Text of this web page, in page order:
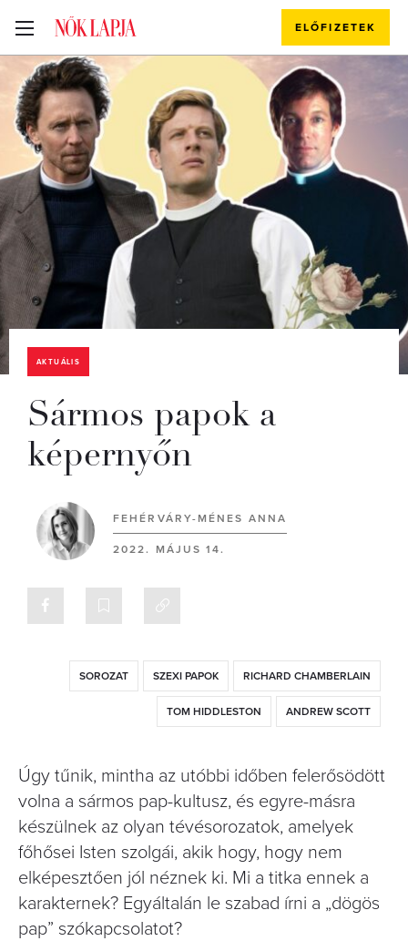
ELŐFIZETEK
AKTUÁLIS
Sármos papok a
képernyőn
FEHÉRVÁRY-MÉNES ANNA
2022. MÁJUS 14.
SOROZAT SZEXI PAPOK RICHARD CHAMBERLAIN
TOM HIDDLESTON ANDREW SCOTT
Úgy tűnik, mintha az utóbbi időben felerősödött
volna a sármos pap-kultusz, és egyre-másra
készülnek az olyan tévésorozatok, amelyek
főhősei Isten szolgái, akik hogy, hogy nem
elképesztően jól néznek ki. Mi a titka ennek a
karakternek? Egyáltalán le szabad írni a „dögös
pap” szókapcsolatot?